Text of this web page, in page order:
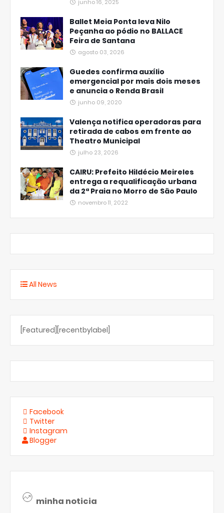
junho 16, 2025
Ballet Meia Ponta leva Nilo
Peçanha ao pódio no BALLACE
Feira de Santana
agosto 03, 2026
Guedes confirma auxílio
emergencial por mais dois meses
e anuncia o Renda Brasil
junho 09, 2020
Valença notifica operadoras para
retirada de cabos em frente ao
Theatro Municipal
julho 23, 2026
CAIRU: Prefeito Hildécio Meireles
entrega a requalificação urbana
da 2ª Praia no Morro de São Paulo
novembro 11, 2022
All News
[Featured][recentbylabel]
Facebook
Twitter
Instagram
Blogger
minha noticia